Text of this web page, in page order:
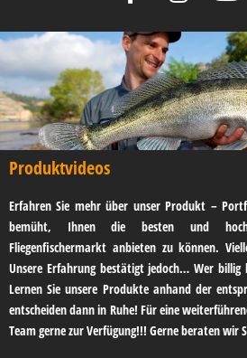
Produktvideos
Erfahren Sie mehr über unser Produkt –
bemüht, Ihnen die besten und
Fliegenfischermarkt anbieten zu können.
Unsere Erfahrung bestätigt jedoch… Wer
Lernen Sie unsere Produkte anhand der
entscheiden dann in Ruhe! Für eine
Team gerne zur Verfügung!!! Gerne beraten wir